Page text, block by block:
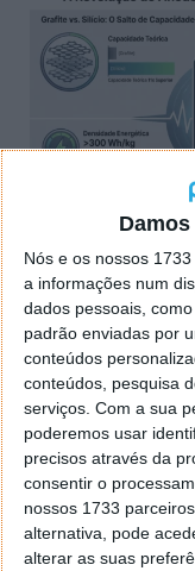
Nós e os nossos 1733
a informações num
dados pessoais,
padrão enviadas por
conteúdos
conteúdos, pesquisa
serviços. Com a sua
poderemos usar
precisos através da
consentir o
nossos 1733
alternativa, pode
alterar as suas
Bateria de lítio:
microscópica
A solução
diferente. Em
investigadores
ocorre a reação
elétrodo e o
mecanismo
redução aniónica.